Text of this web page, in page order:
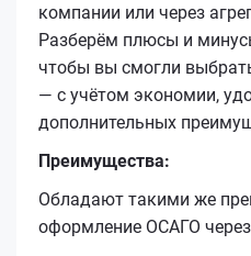
компании или через
Разберём плюсы и
чтобы вы смогли
— с учётом экономии,
дополнительных
Преимущества:
Обладают такими же
оформление ОСАГО